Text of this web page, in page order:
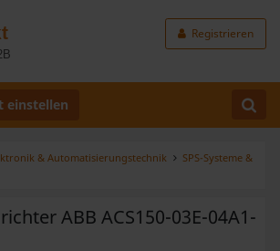
Registrieren
einstellen
& Automatisierungstechnik
SPS-Systeme &
ABB ACS150-03E-04A1-